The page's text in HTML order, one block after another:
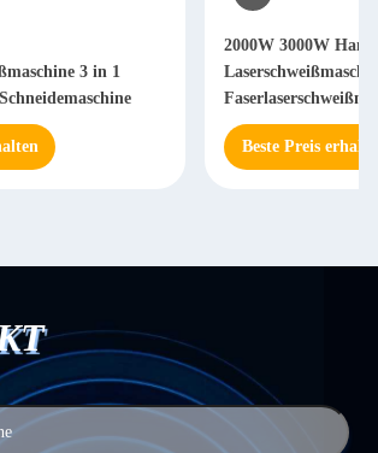
Handgeführte
2000W 3000W
Schweißmaschine
Beste Preis